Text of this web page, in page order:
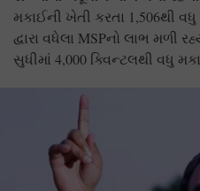
મકાઈની ખેતી કરતા 1,506થી
દ્વારા વધેલા MSPનો લાભ મળી
સુધીમાં 4,000 ક્વિન્ટલથી વધુ